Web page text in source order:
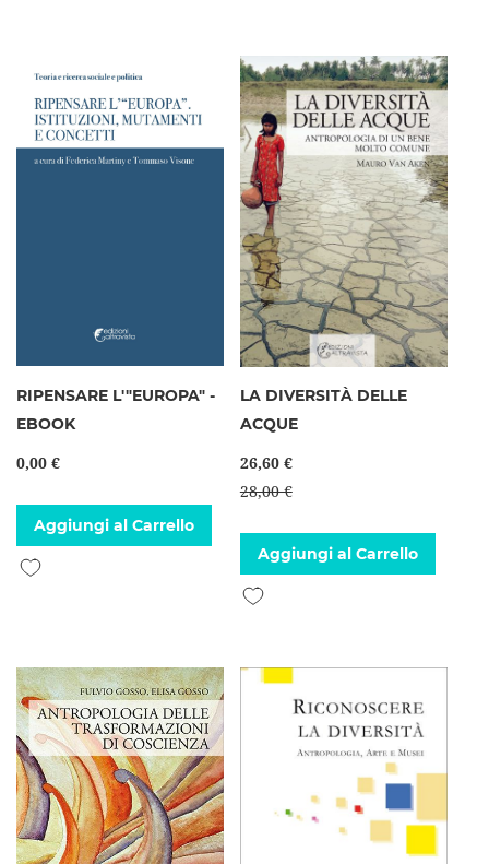
RIPENSARE L'"EUROPA" -
EBOOK
0,00 €
Aggiungi al Carrello
Aggiungi alla lista desideri
LA DIVERSITÀ DELLE
ACQUE
26,60 €
28,00 €
Aggiungi al Carrello
Aggiungi alla lista desideri